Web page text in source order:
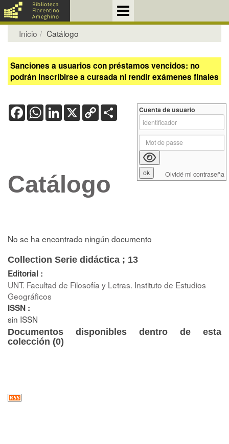
Inicio Catálogo
Sanciones a usuarios con préstamos vencidos: no
podrán inscribirse a cursada ni rendir exámenes finales
FacebookWhatsApp
LinkedIn
X Copy
Link
Catálogo
No se ha encontrado ningún documento
Collection Serie didáctica ; 13
Editorial :
UNT. Facultad de Filosofía y Letras. Instituto de Estudios
Geográficos
ISSN :
sin ISSN
Documentos disponibles dentro de esta
colección (0)
Cuenta de usuario
Olvidé mi contraseña